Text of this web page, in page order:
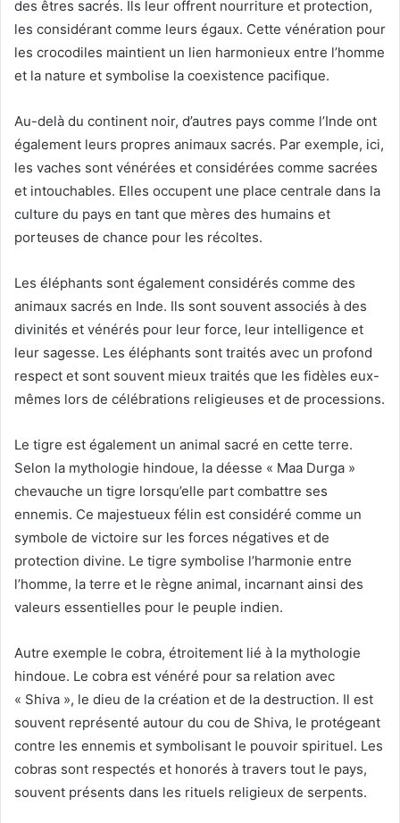
des êtres sacrés. Ils leur offrent nourriture et protection,
les considérant comme leurs égaux. Cette vénération pour
les crocodiles maintient un lien harmonieux entre l’homme
et la nature et symbolise la coexistence pacifique.
Au-delà du continent noir, d’autres pays comme l’Inde ont
également leurs propres animaux sacrés. Par exemple, ici,
les vaches sont vénérées et considérées comme sacrées
et intouchables. Elles occupent une place centrale dans la
culture du pays en tant que mères des humains et
porteuses de chance pour les récoltes.
Les éléphants sont également considérés comme des
animaux sacrés en Inde. Ils sont souvent associés à des
divinités et vénérés pour leur force, leur intelligence et
leur sagesse. Les éléphants sont traités avec un profond
respect et sont souvent mieux traités que les fidèles eux-
mêmes lors de célébrations religieuses et de processions.
Le tigre est également un animal sacré en cette terre.
Selon la mythologie hindoue, la déesse « Maa Durga »
chevauche un tigre lorsqu’elle part combattre ses
ennemis. Ce majestueux félin est considéré comme un
symbole de victoire sur les forces négatives et de
protection divine. Le tigre symbolise l’harmonie entre
l’homme, la terre et le règne animal, incarnant ainsi des
valeurs essentielles pour le peuple indien.
Autre exemple le cobra, étroitement lié à la mythologie
hindoue. Le cobra est vénéré pour sa relation avec
« Shiva », le dieu de la création et de la destruction. Il est
souvent représenté autour du cou de Shiva, le protégeant
contre les ennemis et symbolisant le pouvoir spirituel. Les
cobras sont respectés et honorés à travers tout le pays,
souvent présents dans les rituels religieux de serpents.